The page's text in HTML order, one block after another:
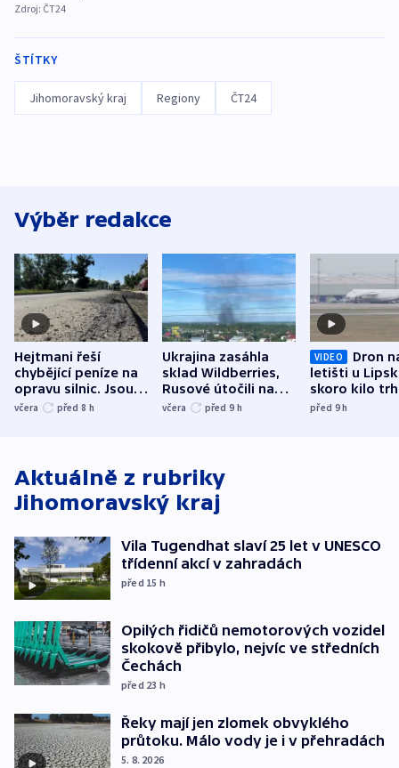
Zdroj: ČT24
ŠTÍTKY
Jihomoravský kraj Regiony ČT24
Výběr redakce
Hejtmani řeší
chybějící peníze na
opravu silnic. Jsou
nenárokové, namítá
včera před 8 h
Ukrajina zasáhla
sklad Wildberries,
Rusové útočili na
trh, hasiče či
včera před 9 h
VIDEO
Dron
letišti u
skoro kilo
indicie
před 9h
Aktuálně z rubriky
Jihomoravský kraj
Vila Tugendhat slaví 25 let v UNESCO
třídenní akcí v zahradách
před 15 h
Opilých řidičů nemotorových vozidel
skokově přibylo, nejvíc ve středních
Čechách
před 23 h
Řeky mají jen zlomek obvyklého
průtoku. Málo vody je i v přehradách
5. 8. 2026